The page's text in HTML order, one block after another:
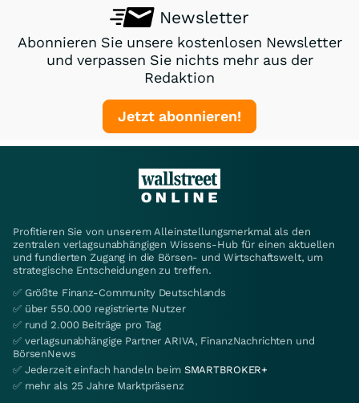
Newsletter
Abonnieren Sie unsere kostenlosen Newsletter
und verpassen Sie nichts mehr aus der
Redaktion
Jetzt abonnieren!
Profitieren Sie von unserem Alleinstellungsmerkmal als den
zentralen verlagsunabhängigen Wissens-Hub für einen aktuellen
und fundierten Zugang in die Börsen- und Wirtschaftswelt, um
strategische Entscheidungen zu treffen.
✅ Größte Finanz-Community Deutschlands
✅ über 550.000 registrierte Nutzer
✅ rund 2.000 Beiträge pro Tag
✅ verlagsunabhängige Partner ARIVA, FinanzNachrichten und
BörsenNews
✅ Jederzeit einfach handeln beim SMARTBROKER+
✅ mehr als 25 Jahre Marktpräsenz